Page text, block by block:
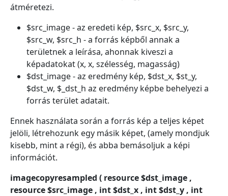
átméretezi.
$src_image - az eredeti kép, $src_x, $src_y,
$src_w, $src_h - a forrás képből annak a
területnek a leírása, ahonnak kiveszi a
képadatokat (x, x, szélesség, magasság)
$dst_image - az eredmény kép, $dst_x, $st_y,
$dst_w, $_dst_h az eredmény képbe behelyezi a
forrás terület adatait.
Ennek használata során a forrás kép a teljes képet
jelöli, létrehozunk egy másik képet, (amely mondjuk
kisebb, mint a régi), és abba bemásoljuk a képi
információt.
imagecopyresampled ( resource $dst_image ,
resource $src_image , int $dst_x , int $dst_y , int